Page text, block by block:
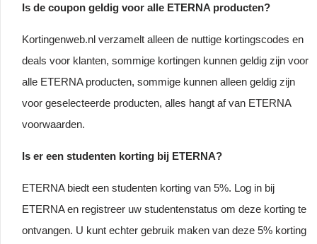
Is de coupon geldig voor alle ETERNA producten?
Kortingenweb.nl verzamelt alleen de nuttige kortingscodes en
deals voor klanten, sommige kortingen kunnen geldig zijn voor
alle ETERNA producten, sommige kunnen alleen geldig zijn
voor geselecteerde producten, alles hangt af van ETERNA
voorwaarden.
Is er een studenten korting bij ETERNA?
ETERNA biedt een studenten korting van 5%. Log in bij
ETERNA en registreer uw studentenstatus om deze korting te
ontvangen. U kunt echter gebruik maken van deze 5% korting